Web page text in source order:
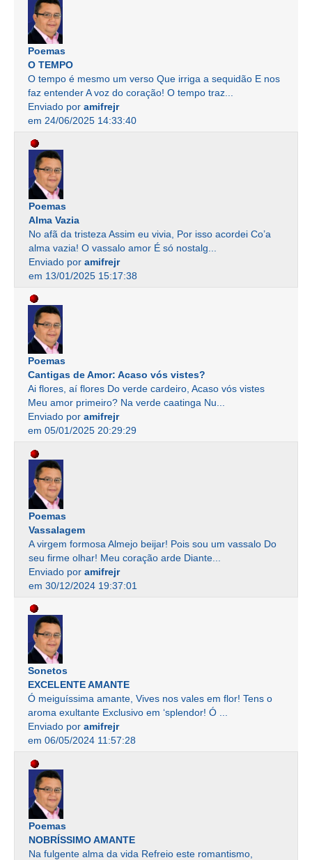
Poemas
O TEMPO
O tempo é mesmo um verso Que irriga a sequidão E nos
faz entender A voz do coração! O tempo traz...
Enviado por amifrejr
em 24/06/2025 14:33:40
Poemas
Alma Vazia
No afã da tristeza Assim eu vivia, Por isso acordei Co’a
alma vazia! O vassalo amor É só nostalg...
Enviado por amifrejr
em 13/01/2025 15:17:38
Poemas
Cantigas de Amor: Acaso vós vistes?
Ai flores, aí flores Do verde cardeiro, Acaso vós vistes
Meu amor primeiro? Na verde caatinga Nu...
Enviado por amifrejr
em 05/01/2025 20:29:29
Poemas
Vassalagem
A virgem formosa Almejo beijar! Pois sou um vassalo Do
seu firme olhar! Meu coração arde Diante...
Enviado por amifrejr
em 30/12/2024 19:37:01
Sonetos
EXCELENTE AMANTE
Ó meiguíssima amante, Vives nos vales em flor! Tens o
aroma exultante Exclusivo em ‘splendor! Ó ...
Enviado por amifrejr
em 06/05/2024 11:57:28
Poemas
NOBRÍSSIMO AMANTE
Na fulgente alma da vida Refreio este romantismo,